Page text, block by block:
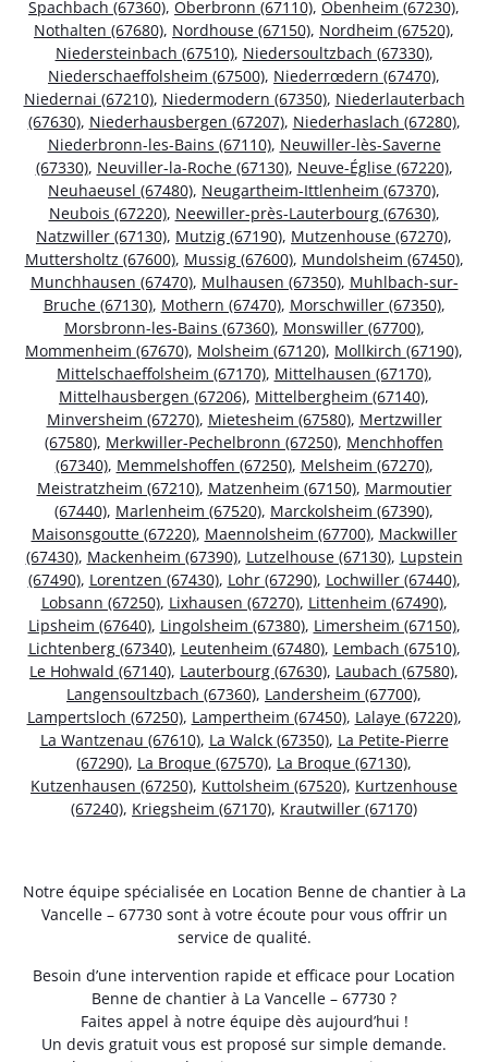
Spachbach (67360), Oberbronn (67110), Obenheim (67230),
Nothalten (67680), Nordhouse (67150), Nordheim (67520),
Niedersteinbach (67510), Niedersoultzbach (67330),
Niederschaeffolsheim (67500), Niederrœdern (67470),
Niedernai (67210), Niedermodern (67350), Niederlauterbach
(67630), Niederhausbergen (67207), Niederhaslach (67280),
Niederbronn-les-Bains (67110), Neuwiller-lès-Saverne
(67330), Neuviller-la-Roche (67130), Neuve-Église (67220),
Neuhaeusel (67480), Neugartheim-Ittlenheim (67370),
Neubois (67220), Neewiller-près-Lauterbourg (67630),
Natzwiller (67130), Mutzig (67190), Mutzenhouse (67270),
Muttersholtz (67600), Mussig (67600), Mundolsheim (67450),
Munchhausen (67470), Mulhausen (67350), Muhlbach-sur-
Bruche (67130), Mothern (67470), Morschwiller (67350),
Morsbronn-les-Bains (67360), Monswiller (67700),
Mommenheim (67670), Molsheim (67120), Mollkirch (67190),
Mittelschaeffolsheim (67170), Mittelhausen (67170),
Mittelhausbergen (67206), Mittelbergheim (67140),
Minversheim (67270), Mietesheim (67580), Mertzwiller
(67580), Merkwiller-Pechelbronn (67250), Menchhoffen
(67340), Memmelshoffen (67250), Melsheim (67270),
Meistratzheim (67210), Matzenheim (67150), Marmoutier
(67440), Marlenheim (67520), Marckolsheim (67390),
Maisonsgoutte (67220), Maennolsheim (67700), Mackwiller
(67430), Mackenheim (67390), Lutzelhouse (67130), Lupstein
(67490), Lorentzen (67430), Lohr (67290), Lochwiller (67440),
Lobsann (67250), Lixhausen (67270), Littenheim (67490),
Lipsheim (67640), Lingolsheim (67380), Limersheim (67150),
Lichtenberg (67340), Leutenheim (67480), Lembach (67510),
Le Hohwald (67140), Lauterbourg (67630), Laubach (67580),
Langensoultzbach (67360), Landersheim (67700),
Lampertsloch (67250), Lampertheim (67450), Lalaye (67220),
La Wantzenau (67610), La Walck (67350), La Petite-Pierre
(67290), La Broque (67570), La Broque (67130),
Kutzenhausen (67250), Kuttolsheim (67520), Kurtzenhouse
(67240), Kriegsheim (67170), Krautwiller (67170)
Notre équipe spécialisée en Location Benne de chantier à La
Vancelle – 67730 sont à votre écoute pour vous offrir un
service de qualité.
Besoin d’une intervention rapide et efficace pour Location
Benne de chantier à La Vancelle – 67730 ?
Faites appel à notre équipe dès aujourd’hui !
Un devis gratuit vous est proposé sur simple demande.